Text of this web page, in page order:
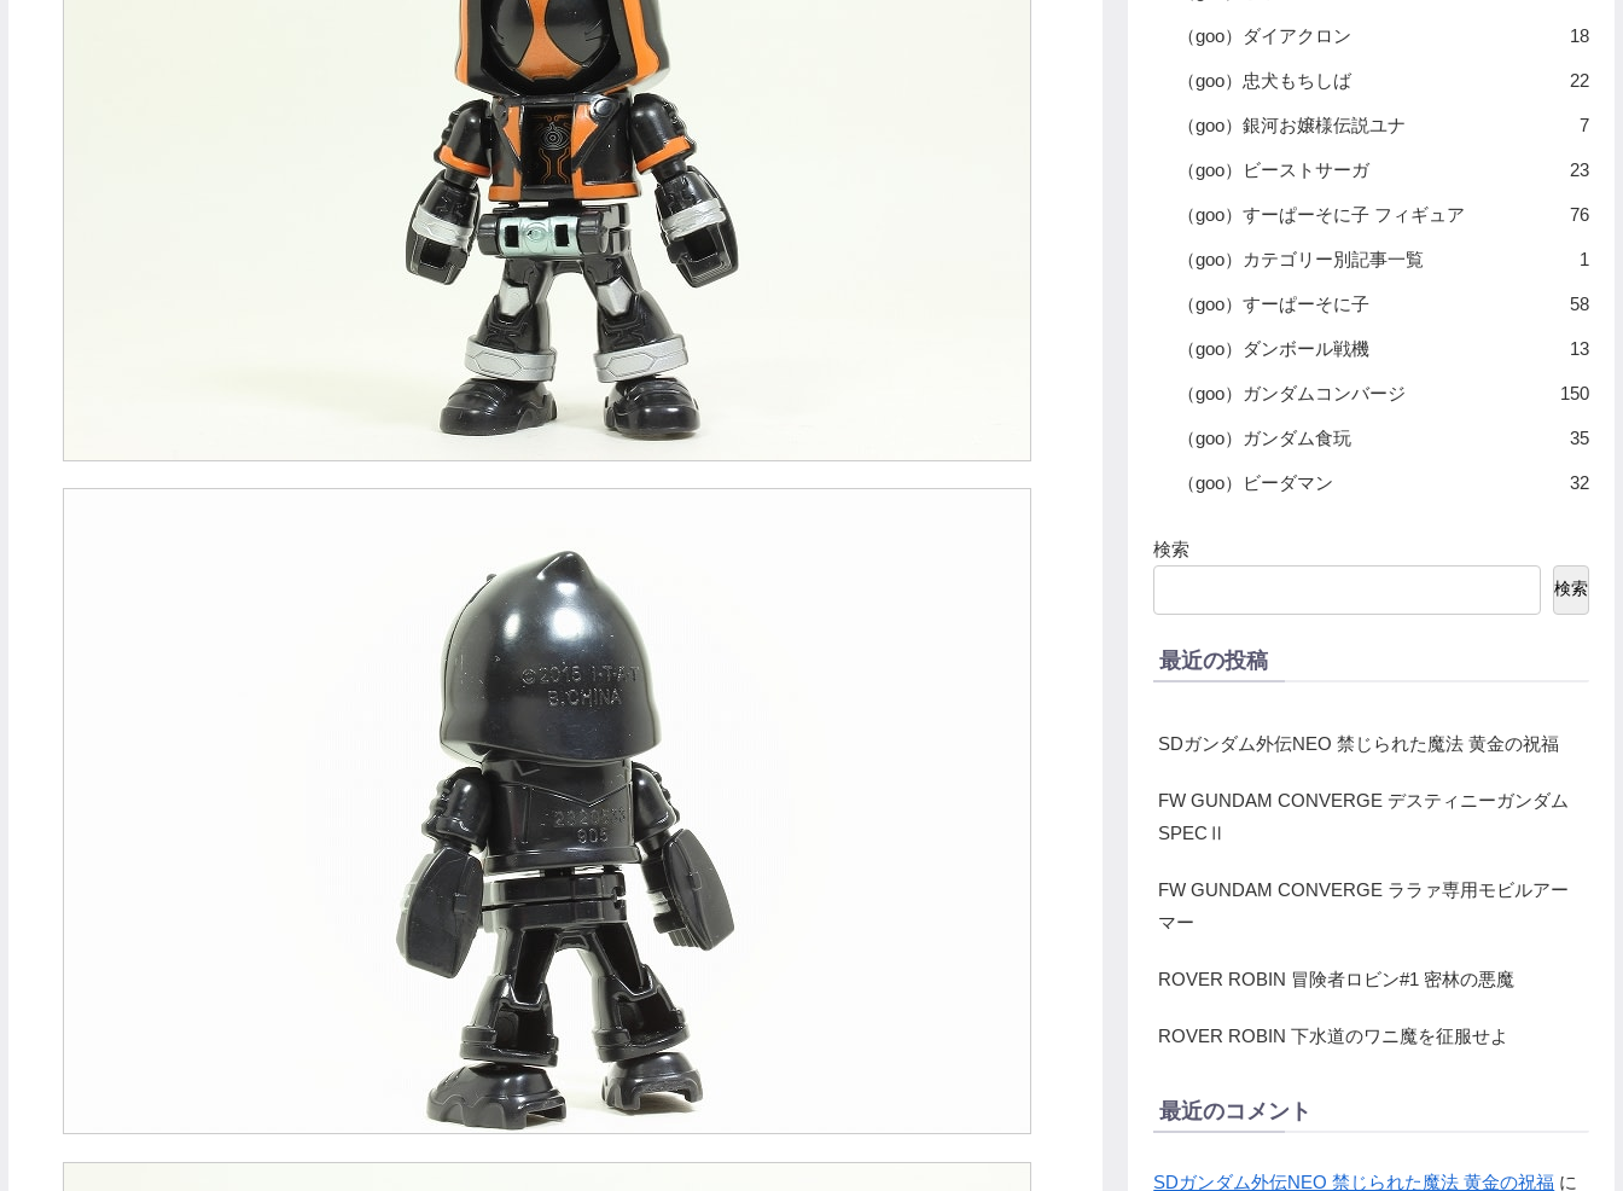
（goo）ダイアクロン 18
（goo）忠犬もちしば 22
（goo）銀河お嬢様伝説ユナ 7
（goo）ビーストサーガ 23
（goo）すーぱーそに子 フィギュア 76
（goo）カテゴリー別記事一覧 1
（goo）すーぱーそに子 58
（goo）ダンボール戦機 13
（goo）ガンダムコンバージ 150
（goo）ガンダム食玩 35
（goo）ビーダマン 32
検索
検索
最近の投稿
SDガンダム外伝NEO 禁じられた魔法 黄金の祝福
FW GUNDAM CONVERGE デスティニーガンダム
SPECⅡ
FW GUNDAM CONVERGE ララァ専用モビルアー
マー
ROVER ROBIN 冒険者ロビン#1 密林の悪魔
ROVER ROBIN 下水道のワニ魔を征服せよ
最近のコメント
SDガンダム外伝NEO 禁じられた魔法 黄金の祝福 に